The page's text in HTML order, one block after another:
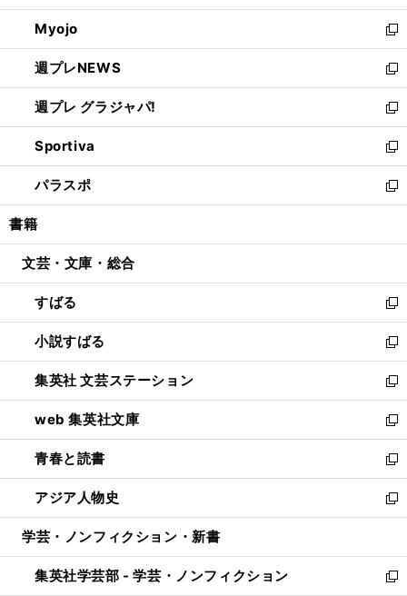
開
く
ウ
で
開
く
ン
ド
ウ
で
開
く
ウ
ィ
ン
ド
ウ
で
開
く
Myojo
新
し
い
ウ
ィ
ン
ド
ウ
で
開
週プレNEWS
新
し
い
ウ
ィ
ン
ド
ウ
開
週プレ グラジャパ!
新
し
い
ウ
ィ
ン
ウ
開
く
Sportiva
新
し
い
ウ
ン
ウ
で
開
く
パラスポ
新
し
ウ
ン
ド
ウ
で
開
く
書籍
文芸・文庫・総合
すばる
新
し
い
ウ
ィ
ン
ド
ウ
で
開
く
小説すばる
新
し
い
ウ
ィ
ン
ド
ウ
で
開
集英社 文芸ステーション
新
し
い
ウ
ィ
ン
ド
ウ
開
く
web 集英社文庫
新
し
い
ウ
ィ
ン
ウ
で
青春と読書
新
し
い
ウ
ン
ド
アジア人物史
新
し
ウ
ィ
学芸・ノンフィクション・新書
集英社学芸部 - 学芸・ノンフィクション
新